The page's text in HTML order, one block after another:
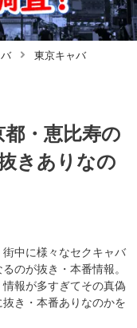
東京キャバ
都・恵比寿の
きありなの
中に様々なセクキャバ
のが抜き・本番情報。
報が多すぎてその真偽
き・本番ありなのかを